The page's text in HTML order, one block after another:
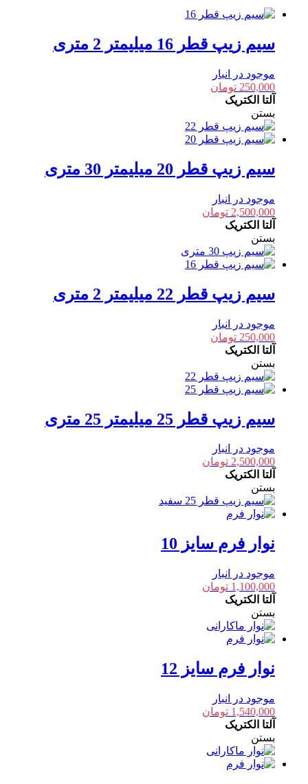
سیم زیپ قطر 16 میلیمتر 2 متری
موجود در انبار
250,000 تومان
آلتا الکتریک
بستن
سیم زیپ قطر 20 میلیمتر 30 متری
موجود در انبار
2,500,000 تومان
آلتا الکتریک
بستن
سیم زیپ قطر 22 میلیمتر 2 متری
موجود در انبار
250,000 تومان
آلتا الکتریک
بستن
سیم زیپ قطر 25 میلیمتر 25 متری
موجود در انبار
2,500,000 تومان
آلتا الکتریک
بستن
نوار فرم سایز 10
موجود در انبار
1,100,000 تومان
آلتا الکتریک
بستن
نوار فرم سایز 12
موجود در انبار
1,540,000 تومان
آلتا الکتریک
بستن